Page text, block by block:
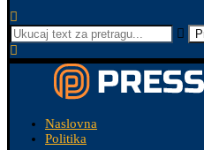
Naslovna
Politika